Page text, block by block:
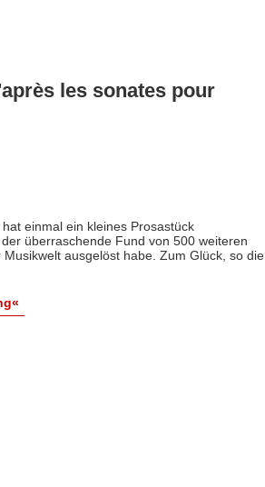
les sonates pour
einmal ein kleines Prosastück
überraschende Fund von 500 weiteren
ausgelöst habe. Zum Glück, so die